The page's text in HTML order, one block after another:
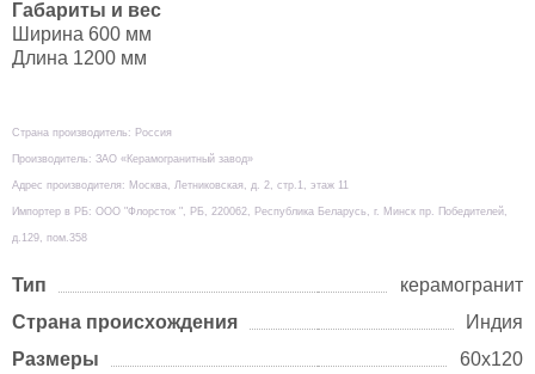
Габариты и вес
Ширина 600 мм
Длина 1200 мм
Страна производитель: Россия
Производитель: ЗАО «Керамогранитный завод»
Адрес производителя: Москва, Летниковская, д. 2, стр.1, этаж 11
Импортер в РБ: ООО "Флорсток ", РБ, 220062, Республика Беларусь, г. Минск пр. Победителей,
д.129, пом.358
Тип
керамогранит
Страна происхождения
Индия
Размеры
60х120